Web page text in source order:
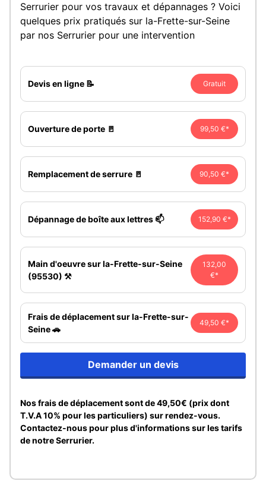
Serrurier pour vos travaux et dépannages ? Voici
quelques prix pratiqués sur la-Frette-sur-Seine
par nos Serrurier pour une intervention
Devis en ligne 📝 Gratuit
Ouverture de porte 🚪 99,50 €*
Remplacement de serrure 🚪 90,50 €*
Dépannage de boîte aux lettres 📫 152,90 €*
Main d'oeuvre sur la-Frette-sur-Seine
(95530) ⚒️
132,00
€*
Frais de déplacement sur la-Frette-sur-
Seine 🚗
49,50 €*
Demander un devis
Nos frais de déplacement sont de 49,50€ (prix dont
T.V.A 10% pour les particuliers) sur rendez-vous.
Contactez-nous pour plus d'informations sur les tarifs
de notre Serrurier.